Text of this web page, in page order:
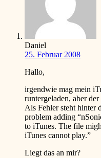
Daniel
25. Februar 2008
Hallo,
irgendwie mag mein
runtergeladen, aber
Als Fehler steht hinter
problem adding
to iTunes. The file
iTunes cannot play.”
Liegt das an mir?